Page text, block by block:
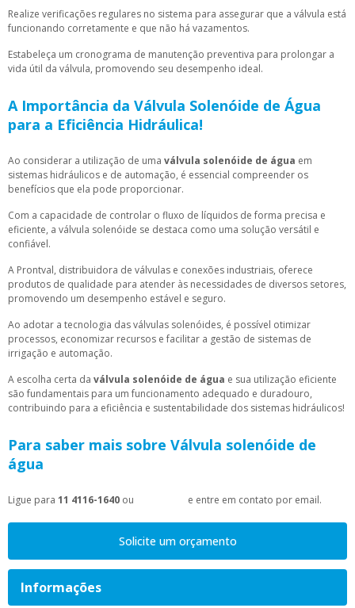
Realize verificações regulares no sistema para assegurar que a válvula está
funcionando corretamente e que não há vazamentos.
Estabeleça um cronograma de manutenção preventiva para prolongar a
vida útil da válvula, promovendo seu desempenho ideal.
A Importância da Válvula Solenóide de Água
para a Eficiência Hidráulica!
Ao considerar a utilização de uma válvula solenóide de água em
sistemas hidráulicos e de automação, é essencial compreender os
benefícios que ela pode proporcionar.
Com a capacidade de controlar o fluxo de líquidos de forma precisa e
eficiente, a válvula solenóide se destaca como uma solução versátil e
confiável.
A Prontval, distribuidora de válvulas e conexões industriais, oferece
produtos de qualidade para atender às necessidades de diversos setores,
promovendo um desempenho estável e seguro.
Ao adotar a tecnologia das válvulas solenóides, é possível otimizar
processos, economizar recursos e facilitar a gestão de sistemas de
irrigação e automação.
A escolha certa da válvula solenóide de água e sua utilização eficiente
são fundamentais para um funcionamento adequado e duradouro,
contribuindo para a eficiência e sustentabilidade dos sistemas hidráulicos!
Para saber mais sobre Válvula solenóide de
água
Ligue para 11 4116-1640 ou e entre em contato por email.
Solicite um orçamento
Informações